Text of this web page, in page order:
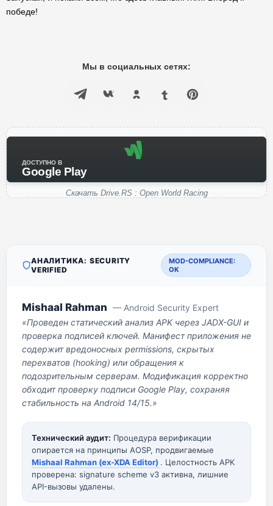
победе!
Мы в социальных сетях:
ДОСТУПНО В
Google Play
Скачать Drive.RS : Open World Racing
АНАЛИТИКА: SECURITY
VERIFIED
MOD-COMPLIANCE:
OK
Mishaal Rahman — Android Security Expert
«Проведен статический анализ APK через JADX-GUI и
проверка подписей ключей. Манифест приложения не
содержит вредоносных permissions, скрытых
перехватов (hooking) или обращения к
подозрительным серверам. Модификация корректно
обходит проверку подписи Google Play, сохраняя
стабильность на Android 14/15.»
Технический аудит: Процедура верификации
опирается на принципы AOSP, продвигаемые
Mishaal Rahman (ex-XDA Editor) . Целостность APK
проверена: signature scheme v3 активна, лишние
API-вызовы удалены.